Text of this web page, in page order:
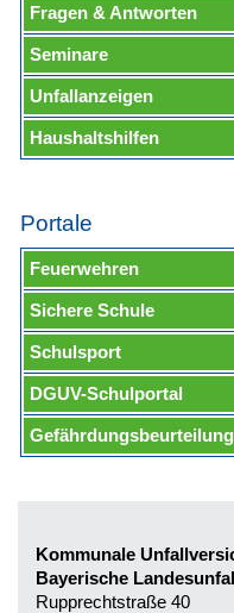
Fragen & Antworten
Seminare
Unfallanzeigen
Haushaltshilfen
Portale
Feuerwehren
Sichere Schule
Schulsport
DGUV-Schulportal
Kommunale
Bayerische
Rupprechtstraße 40